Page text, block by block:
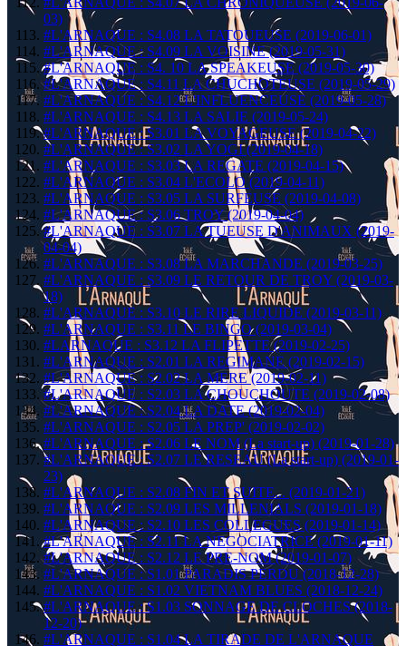
03)
#L'ARNAQUE : S4.08 LA TATOUEUSE (2019-06-01)
#L'ARNAQUE : S4.09 LA VOISINE (2019-05-31)
#L'ARNAQUE : S4. 10 LA SPEAKEUSE (2019-05-30)
#L'ARNAQUE : S4.11 LA CHUCHOTEUSE (2019-05-29)
#L'ARNAQUE : S4.12 L'INFLUENCEUSE (2019-05-28)
#L'ARNAQUE : S4.13 LA SALIE (2019-05-24)
#L'ARNAQUE : S3.01 LA VOYAGEUSE (2019-04-22)
#L'ARNAQUE : S3.02 LA YOGI (2019-04-18)
#L'ARNAQUE : S3.03 LA REGATE (2019-04-15)
#L'ARNAQUE : S3.04 L'ECOLO (2019-04-11)
#L'ARNAQUE : S3.05 LA SURFEUSE (2019-04-08)
#L'ARNAQUE : S3.06 TROY (2019-04-04)
#L'ARNAQUE : S3.07 LA TUEUSE D'ANIMAUX (2019-
04-04)
#L'ARNAQUE : S3.08 LA MARCHANDE (2019-03-25)
#L'ARNAQUE : S3.09 LE RETOUR DE TROY (2019-03-
18)
#L'ARNAQUE : S3.10 LE RIRE LIQUIDE (2019-03-11)
#L'ARNAQUE : S3.11 LE BINGO (2019-03-04)
#LARNAQUE : S3.12 LA FLIPETTE (2019-02-25)
#L'ARNAQUE : S2.01 LA REGIMANE (2019-02-15)
#L'ARNAQUE : S2.02 LA MERE (2019-02-11)
#L'ARNAQUE : S2.03 LA CHOUCHOUTE (2019-02-08)
#L'ARNAQUE : S2.04 LA DATE (2019-02-04)
#L'ARNAQUE : S2.05 LA PREP' (2019-02-02)
#L'ARNAQUE : S2.06 LE NOM (La start-up) (2019-01-28)
#L'ARNAQUE : S2.07 LE RESEAU (La start-up) (2019-01-
23)
#L'ARNAQUE : S2.08 FIN ET SUITE... (2019-01-21)
#L'ARNAQUE : S2.09 LES MILLENIALS (2019-01-18)
#L'ARNAQUE : S2.10 LES COLLEGUES (2019-01-14)
#L'ARNAQUE : S2.11 LA NEGOCIATRICE (2019-01-11)
#L'ARNAQUE : S2.12 LE PRE-NOM (2019-01-07)
#L'ARNAQUE : S1.01 PARADIS PERDU (2018-12-28)
#L'ARNAQUE : S1.02 VIETNAM BLUES (2018-12-24)
#L'ARNAQUE : S1.03 SONNAGE DE CLOCHES (2018-
12-20)
#L'ARNAQUE : S1.04 LA TIRADE DE L'ARNAQUE